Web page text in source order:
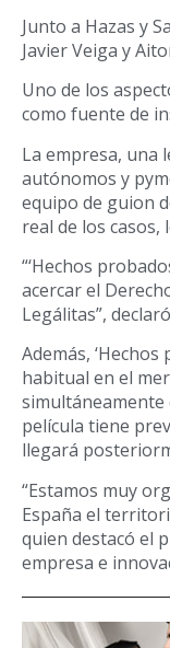
Junto a Hazas y
Javier Veiga y
Uno de los
como fuente de
La empresa, una
autónomos y
equipo de guion
real de los casos,
“‘Hechos
acercar el
Legálitas”,
Además,
habitual en el
simultáneamente
película tiene
llegará
“Estamos muy
España el
quien destacó el
empresa e